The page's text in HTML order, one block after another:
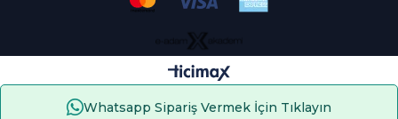
Whatsapp Sipariş Vermek İçin Tıklayın